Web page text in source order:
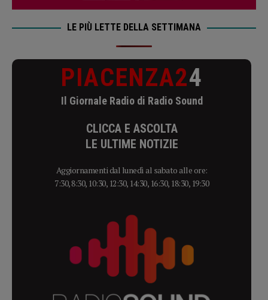
LE PIÙ LETTE DELLA SETTIMANA
PIACENZA24
Il Giornale Radio di Radio Sound
CLICCA E ASCOLTA
LE ULTIME NOTIZIE
Aggiornamenti dal lunedì al sabato alle ore:
7:30, 8:30, 10:30, 12:30, 14:30, 16:30, 18:30, 19:30